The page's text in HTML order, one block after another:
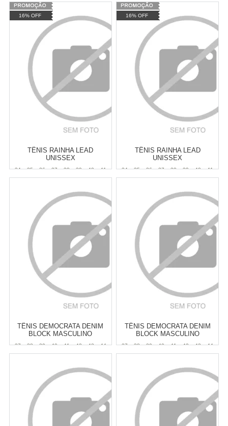
42
Varejo: R$ 149,90
Atacado: R$
de
Cat: MASCULINO
COMPRAR
42
Varejo: R$ 149,90
Atacado: R$
de
Cat: MASCULINO
COMPRAR
16% OFF
TÊNIS RAINHA LEAD
UNISSEX
34 35 36 37 38 39 40
41
Varejo: R$ 149,90
Atacado: R$
de
Cat: MASCULINO
COMPRAR
16% OFF
TÊNIS RAINHA LEAD
UNISSEX
34 35 36 37 38 39 40
41
Varejo: R$ 149,90
Atacado: R$
de
Cat: MASCULINO
COMPRAR
TÊNIS DEMOCRATA DENIM
BLOCK MASCULINO
37 38 39 40 41 42 43
44
R$ 299,90 (Apenas
Revendedor)
6
Cat: MASCULINO
COMPRAR
TÊNIS DEMOCRATA DENIM
BLOCK MASCULINO
37 38 39 40 41 42 43
44
R$ 299,90 (Apenas
Revendedor)
6
Cat: MASCULINO
COMPRAR